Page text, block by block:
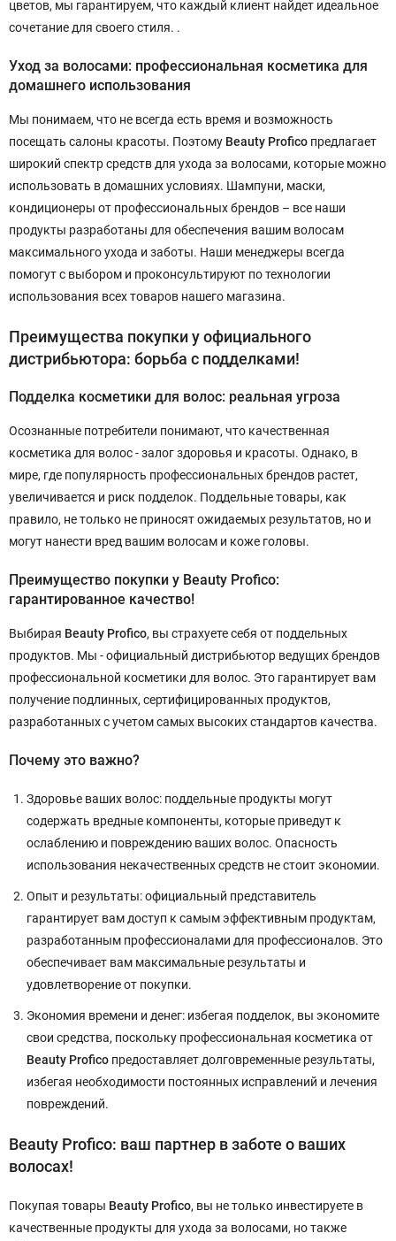
цветов, мы гарантируем, что каждый клиент найдет идеальное
сочетание для своего стиля. .
Уход за волосами: профессиональная косметика для
домашнего использования
Мы понимаем, что не всегда есть время и возможность
посещать салоны красоты. Поэтому Beauty Profico предлагает
широкий спектр средств для ухода за волосами, которые можно
использовать в домашних условиях. Шампуни, маски,
кондиционеры от профессиональных брендов – все наши
продукты разработаны для обеспечения вашим волосам
максимального ухода и заботы. Наши менеджеры всегда
помогут с выбором и проконсультируют по технологии
использования всех товаров нашего магазина.
Преимущества покупки у официального
дистрибьютора: борьба с подделками!
Подделка косметики для волос: реальная угроза
Осознанные потребители понимают, что качественная
косметика для волос - залог здоровья и красоты. Однако, в
мире, где популярность профессиональных брендов растет,
увеличивается и риск подделок. Поддельные товары, как
правило, не только не приносят ожидаемых результатов, но и
могут нанести вред вашим волосам и коже головы.
Преимущество покупки у Beauty Profico:
гарантированное качество!
Выбирая Beauty Profico, вы страхуете себя от поддельных
продуктов. Мы - официальный дистрибьютор ведущих брендов
профессиональной косметики для волос. Это гарантирует вам
получение подлинных, сертифицированных продуктов,
разработанных с учетом самых высоких стандартов качества.
Почему это важно?
Здоровье ваших волос: поддельные продукты могут
содержать вредные компоненты, которые приведут к
ослаблению и повреждению ваших волос. Опасность
использования некачественных средств не стоит экономии.
Опыт и результаты: официальный представитель
гарантирует вам доступ к самым эффективным продуктам,
разработанным профессионалами для профессионалов. Это
обеспечивает вам максимальные результаты и
удовлетворение от покупки.
Экономия времени и денег: избегая подделок, вы экономите
свои средства, поскольку профессиональная косметика от
Beauty Profico предоставляет долговременные результаты,
избегая необходимости постоянных исправлений и лечения
повреждений.
Beauty Profico: ваш партнер в заботе о ваших
волосах!
Покупая товары Beauty Profico, вы не только инвестируете в
качественные продукты для ухода за волосами, но также